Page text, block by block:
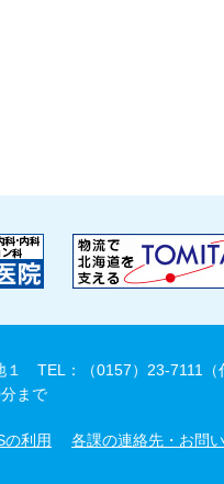
１
TEL：（0157）23-7111（
まで
の利用 各課の連絡先・お問